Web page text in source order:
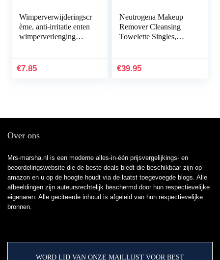
Wimperverwijderingscr
ème, anti-irritatie enten
wimperverlenging
€7.85
Neutrogena Makeup
Remover Cleansing
Towelette Singles,
Makeup & Waterproof
€39.95
Over ons
Mrs-marsha.nl is een moderne alles-in-één prijsvergelijkings- en
beoordelingswebsite die de beste deals biedt die beschikbaar zijn op
amazon en u op de hoogte houdt via de laatst toegevoegde blogs. Alle
afbeeldingen zijn auteursrechtelijk beschermd door hun respectievelijke
eigenaren. Alle geciteerde inhoud is afgeleid van hun respectievelijke
bronnen.
WORD LID VAN ONZE MAILLIJST VOOR BEST